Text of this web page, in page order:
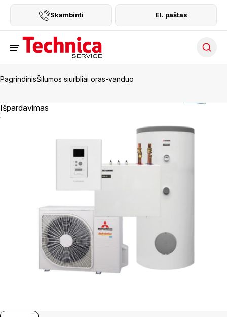
Skambinti El. paštas
PagrindinisŠilumos siurbliai oras-vanduo
Išpardavimas